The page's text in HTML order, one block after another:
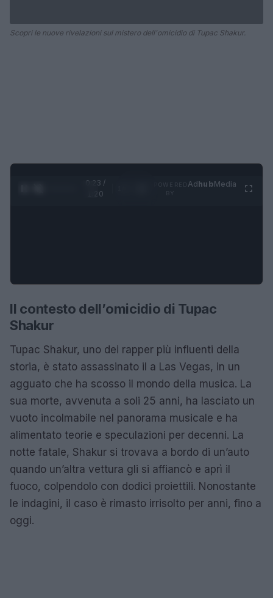
Scopri le nuove rivelazioni sul mistero dell'omicidio di Tupac Shakur.
0:23 /
1:20
AdhubMedia
Il contesto dell’omicidio di Tupac
Shakur
Tupac Shakur, uno dei rapper più influenti della
storia, è stato assassinato il a Las Vegas, in un
agguato che ha scosso il mondo della musica. La
sua morte, avvenuta a soli 25 anni, ha lasciato un
vuoto incolmabile nel panorama musicale e ha
alimentato teorie e speculazioni per decenni. La
notte fatale, Shakur si trovava a bordo di un’auto
quando un’altra vettura gli si affiancò e aprì il
fuoco, colpendolo con dodici proiettili. Nonostante
le indagini, il caso è rimasto irrisolto per anni, fino a
oggi.